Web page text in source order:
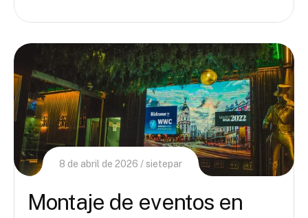
8 de abril de 2026 sietepar
Montaje de eventos en